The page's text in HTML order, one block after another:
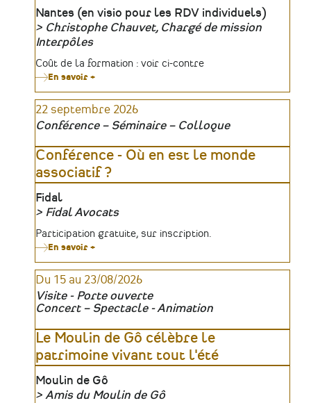
Lieu
Nantes (en visio pour les RDV individuels)
Organisateur
Christophe Chauvet, Chargé de mission
Interpôles
Tarifs
Coût de la formation : voir ci-contre
En savoir +
Culturdiag
#12
22 septembre 2026
Conférence – Séminaire – Colloque
Conférence - Où en est le monde
associatif ?
Lieu
Fidal
Organisateur
Fidal Avocats
Tarifs
Participation gratuite, sur inscription.
En savoir +
-
Où
est
le
associatif
?
Du 15 au 23/08/2026
Visite - Porte ouverte
Concert – Spectacle - Animation
Le Moulin de Gô célèbre le
patrimoine vivant tout l'été
Lieu
Moulin de Gô
Amis du Moulin de Gô